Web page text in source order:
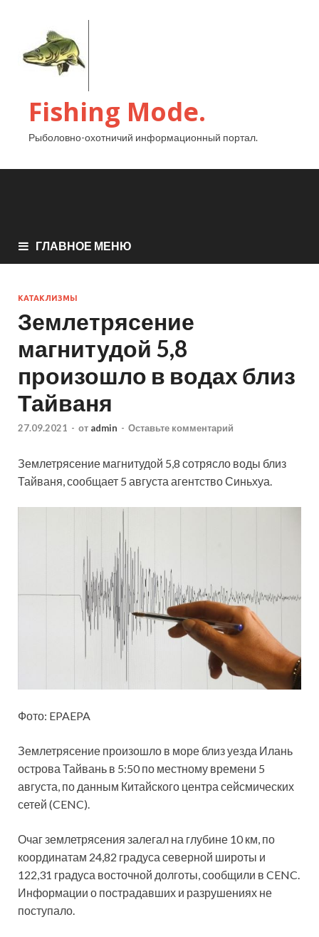
Fishing Mode.
Рыболовно-охотничий информационный портал.
ГЛАВНОЕ МЕНЮ
КАТАКЛИЗМЫ
Землетрясение
магнитудой 5,8
произошло в водах близ
Тайваня
27.09.2021 - от admin - Оставьте комментарий
Землетрясение магнитудой 5,8 сотрясло воды близ
Тайваня, сообщает 5 августа агентство Синьхуа.
Фото: EPAEPA
Землетрясение произошло в море близ уезда Илань
острова Тайвань в 5:50 по местному времени 5
августа, по данным Китайского центра сейсмических
сетей (CENC).
Очагземлетрясения залегал на глубине 10 км, по
координатам 24,82 градуса северной широты и
122,31 градуса восточной долготы, сообщили в CENC.
Информации о пострадавших и разрушениях не
поступало.